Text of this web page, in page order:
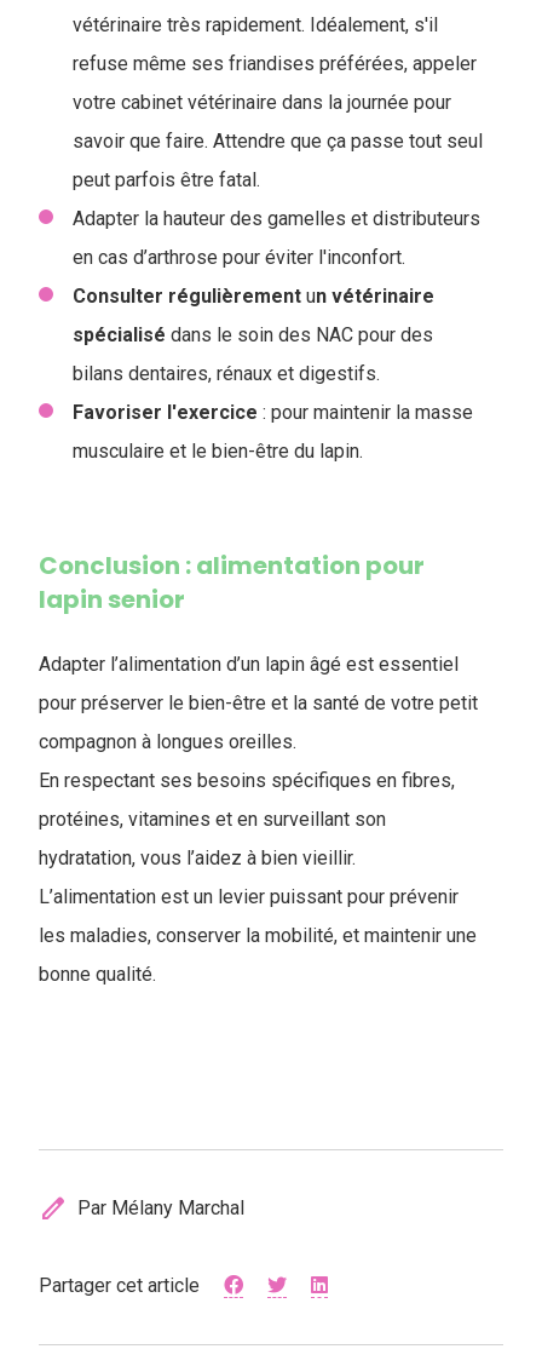
vétérinaire très rapidement. Idéalement, s'il
refuse même ses friandises préférées, appeler
votre cabinet vétérinaire dans la journée pour
savoir que faire. Attendre que ça passe tout seul
peut parfois être fatal.
Adapter la hauteur des gamelles et distributeurs
en cas d’arthrose pour éviter l'inconfort.
Consulter régulièrement un vétérinaire
spécialisé dans le soin des NAC pour des
bilans dentaires, rénaux et digestifs.
Favoriser l'exercice : pour maintenir la masse
musculaire et le bien-être du lapin.
Conclusion : alimentation pour
lapin senior
Adapter l’alimentation d’un lapin âgé est essentiel
pour préserver le bien-être et la santé de votre petit
compagnon à longues oreilles.
En respectant ses besoins spécifiques en fibres,
protéines, vitamines et en surveillant son
hydratation, vous l’aidez à bien vieillir.
L’alimentation est un levier puissant pour prévenir
les maladies, conserver la mobilité, et maintenir une
bonne qualité.
edit Par Mélany Marchal
Partager cet article